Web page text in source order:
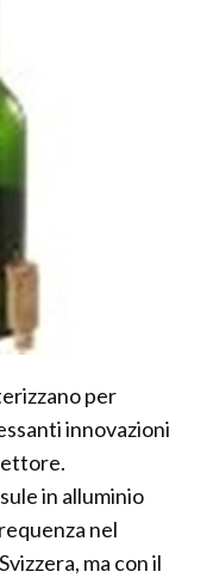
per
innovazioni
in alluminio
nel
ma con il